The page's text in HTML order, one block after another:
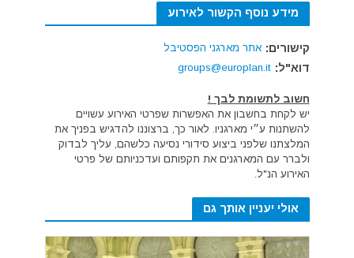
מידע נוסף הקשור לאירוע
קישורים: אתר מארגני הפסטיבל
דוא"ל: groups@europlan.it
חשוב לתשומת לבך !
יש לקחת בחשבון את האפשרות שפרטי האירוע עשויים
להשתנות ע״י מארגניו. לאור כך, ברצוננו להדגיש בפניך את
המלצתנו שלפני ביצוע סידורי נסיעה כלשהם, עליך לבדוק
ולברר עם המארגנים את תקפותם ועדכניותם של פרטי
האירוע הנ"ל.
אולי יעניין אותך גם